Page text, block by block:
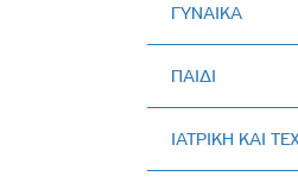
ΓΥΝΑΙΚΑ
ΠΑΙΔΙ
ΙΑΤΡΙΚΗ ΚΑΙ